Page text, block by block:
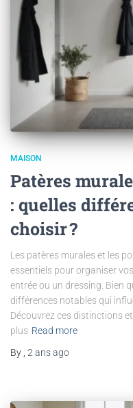
MAISON
Patères
: quelles
choisir ?
Les patères murales et les
essentiels pour organiser
entrée ou un dressing. Bien
différences notables qui
Découvrez ces distinctions
plus Read more
By , 2 ansago